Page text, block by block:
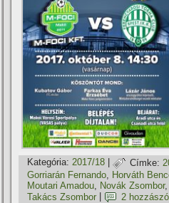
Kategória: 2017/18 | Címke:
Gorriarán Fernando, Horváth
Moutari Amadou, Novák Zsombor,
Takács Zsombor
2